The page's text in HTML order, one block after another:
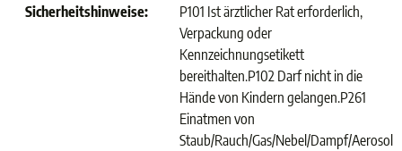
Sicherheitshinweise:
P101 Ist ärztlicher Rat erforderlich,
Verpackung oder
Kennzeichnungsetikett
bereithalten.P102 Darf nicht in die
Hände von Kindern gelangen.P261
Einatmen von
Staub/Rauch/Gas/Nebel/Dampf/Aerosol